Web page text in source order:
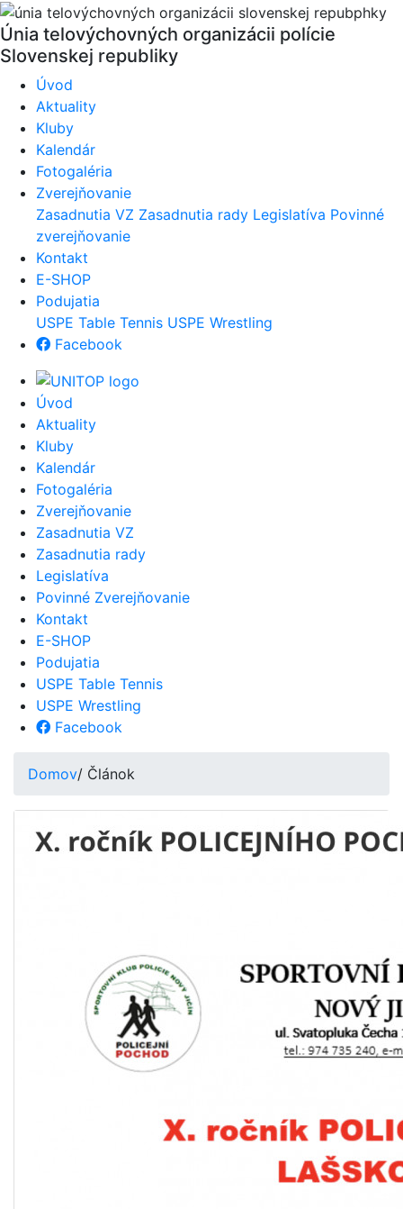
Únia telovýchovných organizácii polície
Slovenskej republiky
Úvod
Aktuality
Kluby
Kalendár
Fotogaléria
Zverejňovanie
Zasadnutia VZ Zasadnutia rady Legislatíva Povinné
zverejňovanie
Kontakt
E-SHOP
Podujatia
USPE Table Tennis USPE Wrestling
Facebook
Úvod
Aktuality
Kluby
Kalendár
Fotogaléria
Zverejňovanie
Zasadnutia VZ
Zasadnutia rady
Legislatíva
Povinné Zverejňovanie
Kontakt
E-SHOP
Podujatia
USPE Table Tennis
USPE Wrestling
Facebook
Domov/ Článok